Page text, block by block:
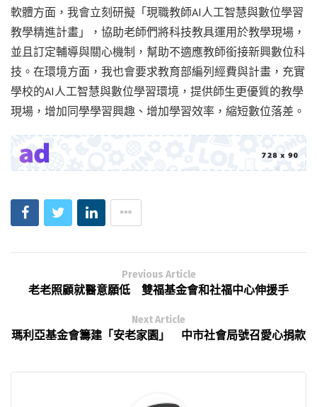
軟體方面，我會立刻研擬「現職教師AI人工智慧與數位學習
教學精進計畫」，協助老師們將科技教具運用於教學現場，
並且訂定輔導與關心機制，幫助不適應教師銜接新興數位科
技。在環境方面，我也會要求教育部編列經費與計畫，充實
學校的AI人工智慧與數位學習環境，提供師生更優質的教學
現場，增加同學學習興趣、增加學習效率，縮短數位落差。
Previous Article
老老照顧就醫意願低 雙福基金會和社福中心伸援手
Next Article
瑪利亞基金會籌建「安老家園」 中市社會局號召愛心捐款